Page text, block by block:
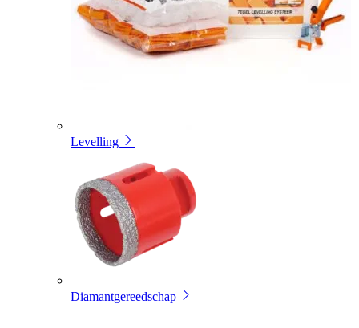
Levelling
Diamantgereedschap